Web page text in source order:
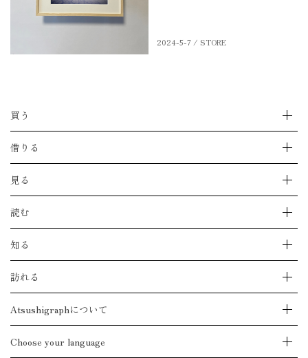
2024-5-7 / STORE
買う
ストアをえらぶ
ジークレー版画とは
Atsushigraphのストアを見る
implexusのストアを見る
借りる
作品をレンタルする
見る
すべての作品を見る
絵のモチーフ一覧から見る
アートブックを見る
モーショングラフィックを見る
Phantom
Living Things
読む
読みもの一覧を見る
Diary
知る
最新のお知らせを見る
訪れる
展覧会情報一覧を見る
Atsushigraphについて
Biography
Choose your language